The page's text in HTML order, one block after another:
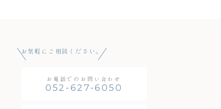
お気軽にご相談ください。
お電話でのお問い合わせ
052-627-6050